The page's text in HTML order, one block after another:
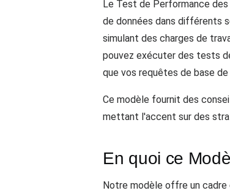
Le Test de Performance
de données dans différents
simulant des charges de
pouvez exécuter des tests
que vos requêtes de base
Ce modèle fournit des
mettant l'accent sur des
En quoi ce
Notre modèle offre un